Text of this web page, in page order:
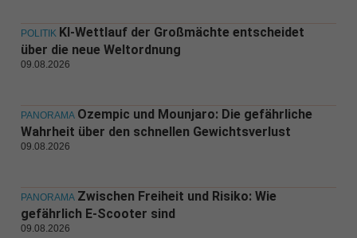
POLITIK KI-Wettlauf der Großmächte entscheidet
über die neue Weltordnung
09.08.2026
PANORAMA Ozempic und Mounjaro: Die gefährliche
Wahrheit über den schnellen Gewichtsverlust
09.08.2026
PANORAMA Zwischen Freiheit und Risiko: Wie
gefährlich E-Scooter sind
09.08.2026